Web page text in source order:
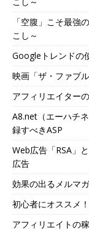
「空腹」こそ最
こし～
Googleトレンドの
映画「ザ・ファブ
アフィリエイター
A8.net（エーハチ
録すべきASP
Web広告「RSA」
広告
効果の出るメルマ
初心者にオススメ
アフィリエイトの